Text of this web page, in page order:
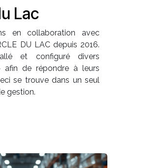
Lac
en collaboration avec
DU LAC depuis 2016.
et configuré divers
afin de répondre à leurs
se trouve dans un seul
gestion.